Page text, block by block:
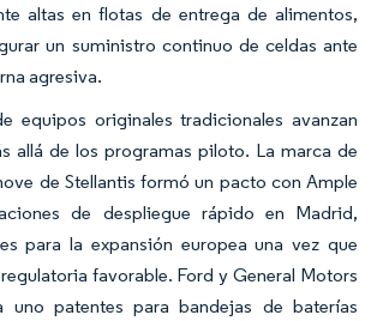
altas en flotas de entrega de alimentos,
un suministro continuo de celdas ante
agresiva.
equipos originales tradicionales avanzan
allá de los programas piloto. La marca de
de Stellantis formó un pacto con Ample
de despliegue rápido en Madrid,
para la expansión europea una vez que
favorable. Ford y General Motors
uno patentes para bandejas de baterías